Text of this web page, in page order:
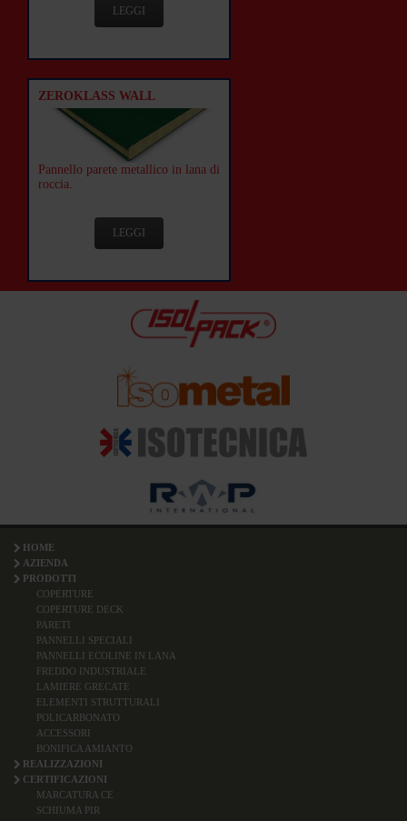
LEGGI
ZEROKLASS WALL
Pannello parete metallico in lana di
roccia.
LEGGI
HOME
AZIENDA
PRODOTTI
COPERTURE
COPERTURE DECK
PARETI
PANNELLI SPECIALI
PANNELLI ECOLINE IN LANA
FREDDO INDUSTRIALE
LAMIERE GRECATE
ELEMENTI STRUTTURALI
POLICARBONATO
ACCESSORI
BONIFICA AMIANTO
REALIZZAZIONI
CERTIFICAZIONI
MARCATURA CE
SCHIUMA PIR